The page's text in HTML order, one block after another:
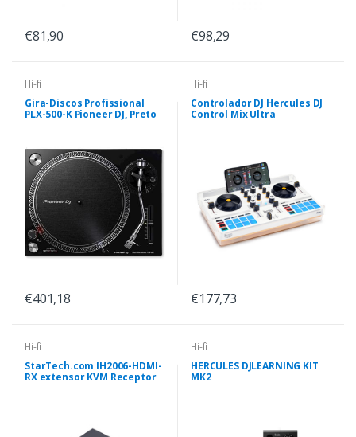
€81,90 €98,29
Hi-fi
Gira-Discos Profissional
PLX-500-K Pioneer DJ, Preto
€401,18
Hi-fi
Controlador DJ Hercules DJ
Control Mix Ultra
€177,73
Hi-fi
StarTech.com IH2006-HDMI-
RX extensor KVM Receptor
Hi-fi
HERCULES DJLEARNING KIT
MK2